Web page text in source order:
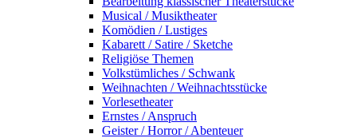
Musical / Musiktheater
Komödien / Lustiges
Kabarett / Satire / Sketche
Religiöse Themen
Volkstümliches / Schwank
Weihnachten / Weihnachtsstücke
Vorlesetheater
Ernstes / Anspruch
Geister / Horror / Abenteuer